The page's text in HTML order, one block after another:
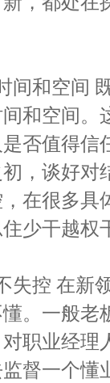
间和空间
和空间
否值得
，谈好
在很多
少干越权
失控 在新
。一般
职业经理
督一个